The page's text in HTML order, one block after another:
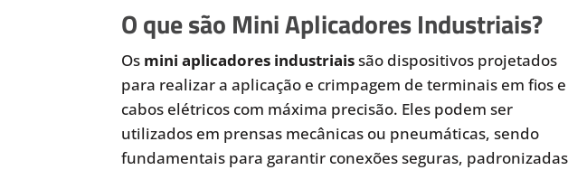
O que são Mini Aplicadores Industriais?
Os mini aplicadores industriaissão dispositivos projetados
para realizar a aplicação e crimpagem de terminais em fios e
cabos elétricos com máxima precisão. Eles podem ser
utilizados em prensas mecânicas ou pneumáticas, sendo
fundamentais para garantir conexões seguras,